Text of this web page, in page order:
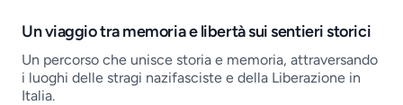
Un viaggio tra memoria e libertà sui sentieri storici
Un percorso che unisce storia e memoria, attraversando
i luoghi delle stragi nazifasciste e della Liberazione in
Italia.